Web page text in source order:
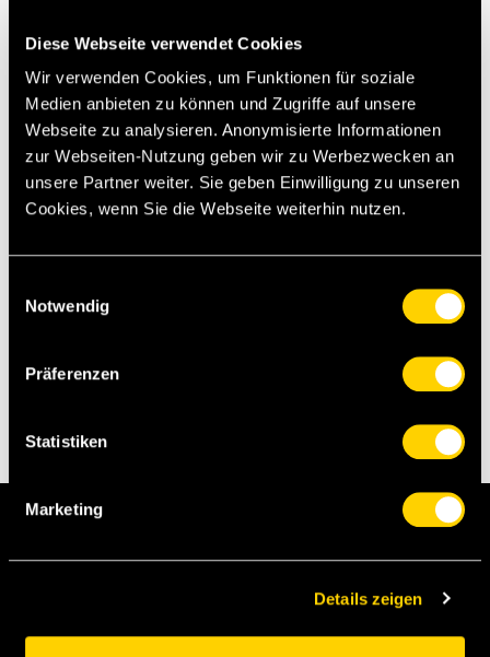
Diese Webseite verwendet Cookies
Wir verwenden Cookies, um Funktionen für soziale
Medien anbieten zu können und Zugriffe auf unsere
Webseite zu analysieren. Anonymisierte Informationen
zur Webseiten-Nutzung geben wir zu Werbezwecken an
unsere Partner weiter. Sie geben Einwilligung zu unseren
Cookies, wenn Sie die Webseite weiterhin nutzen.
Notwendig
Präferenzen
Statistiken
Marketing
Details zeigen
Matchcenter
Matchstatistiken
Fotogalerie
[pb][dg][sst]
Janko Wüthrich Lauper Hadjam